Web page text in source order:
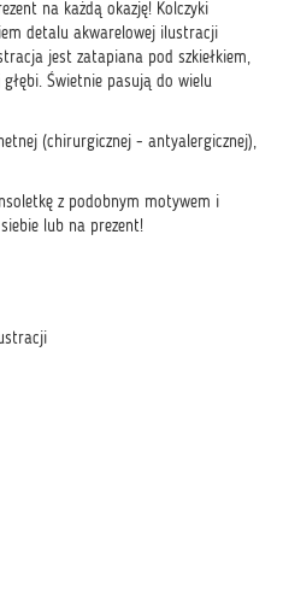
na każdą okazję! Kolczyki
detalu akwarelowej ilustracji
jest zatapiana pod szkiełkiem,
Świetnie pasują do wielu
(chirurgicznej - antyalergicznej),
z podobnym motywem i
lub na prezent!